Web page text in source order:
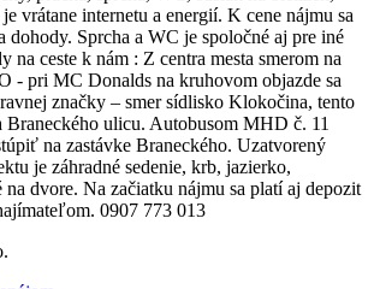
vrátane internetu a energií. K cene nájmu sa
dohody. Sprcha a WC je spoločné aj pre iné
na ceste k nám : Z centra mesta smerom na
- pri MC Donalds na kruhovom objazde sa
značky – smer sídlisko Klokočina, tento
Braneckého ulicu. Autobusom MHD č. 11
na zastávke Braneckého. Uzatvorený
je záhradné sedenie, krb, jazierko,
na dvore. Na začiatku nájmu sa platí aj depozit
0907 773 013